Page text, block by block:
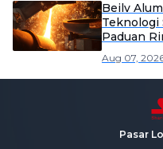
Beilv
Teknologi
Paduan
Aug 07,
Pasar